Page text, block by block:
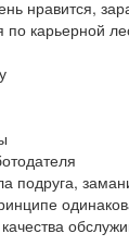
нравится,
карьерной
подруга,